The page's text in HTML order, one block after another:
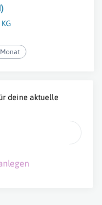
deine aktuelle